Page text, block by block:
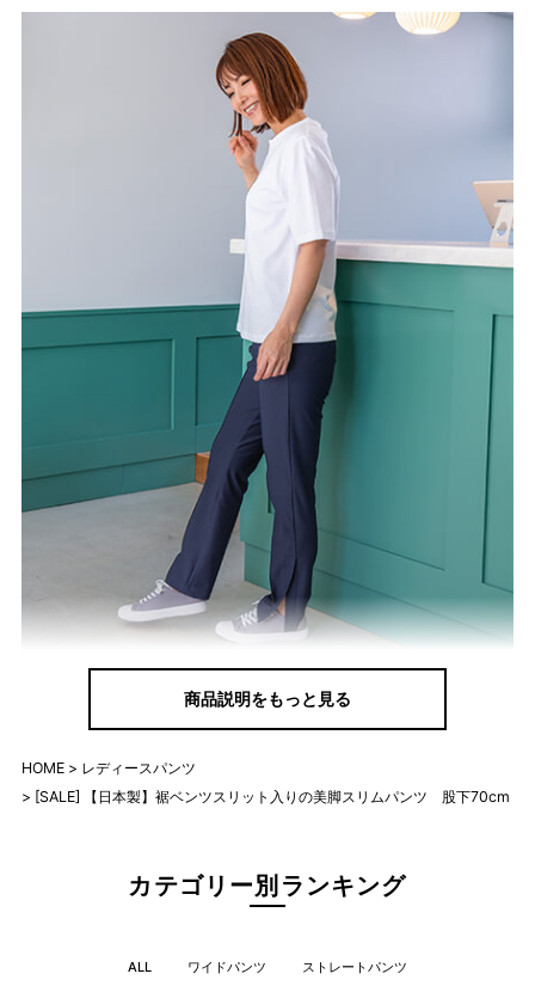
美脚効果を狙えるすっきりとしたフルレングスパンツ。
ベンツ式タイプの重ねスリット入りなので、肌が見えすぎずチラ
はきやすさを追求！
商品説明をもっと見る
HOME
レディースパンツ
[SALE] 【日本製】裾ベンツスリット入りの美脚スリムパンツ 股下70cm
カテゴリー別ランキング
ALL ワイドパンツ ストレートパンツ